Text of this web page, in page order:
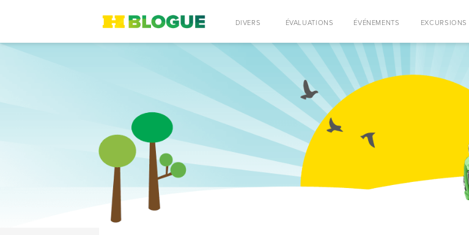
DIVERS ÉVALUATIONS ÉVÉNEMENTS EXCURSIONS
RECHERCHE